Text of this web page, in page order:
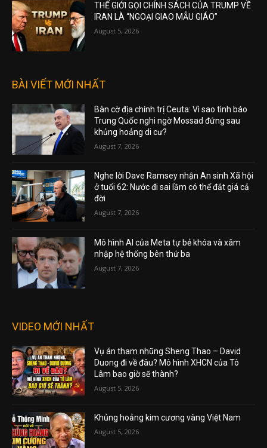
THẾ GIỚI GỌI CHÍNH SÁCH CỦA TRUMP VỀ
IRAN LÀ “NGOẠI GIAO MẪU GIÁO”
August 5, 2026
BÀI VIẾT MỚI NHẤT
Bàn cờ địa chính trị Ceuta: Vì sao tình báo
Trung Quốc nghi ngờ Mossad đứng sau
khủng hoảng di cư?
August 7, 2026
Nghe lời Dave Ramsey nhận An sinh Xã hội
ở tuổi 62: Nước đi sai lầm có thể đắt giá cả
đời
August 7, 2026
Mô hình AI của Meta tự bẻ khóa và xâm
nhập hệ thống bên thứ ba
August 7, 2026
VIDEO MỚI NHẤT
Vụ án tham nhũng Sheng Thao – David
Duong đi về đâu? Mô hình XHCN của Tô
Lâm bao giờ sẽ thành?
August 5, 2026
Khủng hoảng kim cương vàng Việt Nam
August 5, 2026